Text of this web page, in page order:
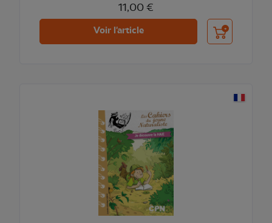
11,00 €
Voir l'article Ajouter au